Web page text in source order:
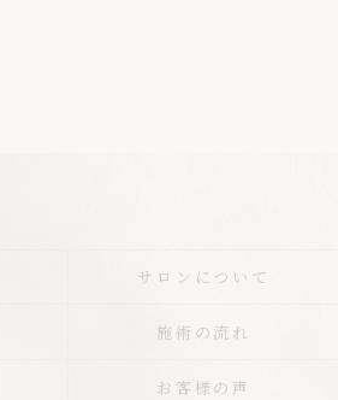
サロンについて
施術の流れ
お客様の声